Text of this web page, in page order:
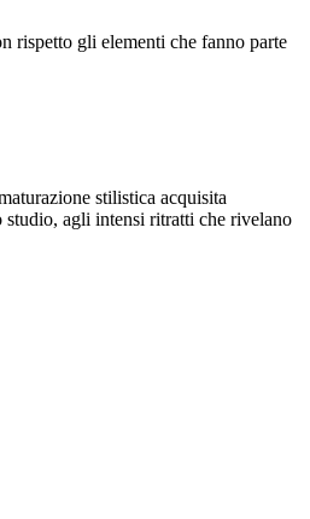
rispetto gli elementi che fanno parte
stilistica acquisita
studio, agli intensi ritratti che rivelano